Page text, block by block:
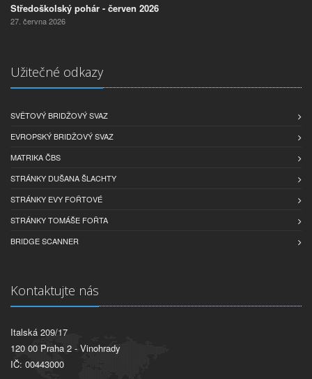
Středoškolský pohár - červen 2026
27. června 2026
Užitečné odkazy
SVĚTOVÝ BRIDŽOVÝ SVAZ
EVROPSKÝ BRIDŽOVÝ SVAZ
MATRIKA ČBS
STRÁNKY DUŠANA ŠLACHTY
STRÁNKY EVY FOŘTOVÉ
STRÁNKY TOMÁŠE FOŘTA
BRIDGE SCANNER
Kontaktujte nás
Italská 209/17
120 00 Praha 2 - Vinohrady
IČ: 00443000